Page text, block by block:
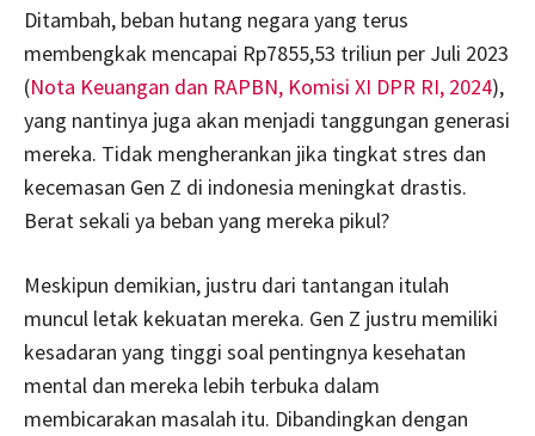
Ditambah, beban hutang negara yang terus
membengkak mencapai Rp7855,53 triliun per Juli 2023
(Nota Keuangan dan RAPBN, Komisi XI DPR RI, 2024),
yang nantinya juga akan menjadi tanggungan generasi
mereka. Tidak mengherankan jika tingkat stres dan
kecemasan Gen Z di indonesia meningkat drastis.
Berat sekali ya beban yang mereka pikul?
Meskipun demikian, justru dari tantangan itulah
muncul letak kekuatan mereka. Gen Z justru memiliki
kesadaran yang tinggi soal pentingnya kesehatan
mental dan mereka lebih terbuka dalam
membicarakan masalah itu. Dibandingkan dengan